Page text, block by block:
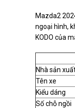
Mazda2
ngoại hình,
KODO của
Nhà sản
Tên xe
Kiểu dáng
Số chỗ ngồi